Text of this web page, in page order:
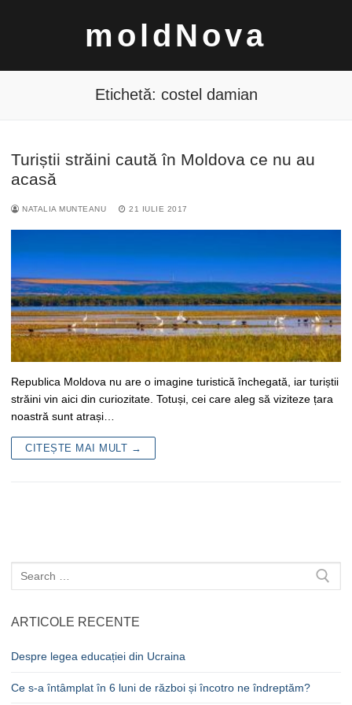
moldNova
Caută
Etichetă: costel damian
Turiștii străini caută în Moldova ce nu au
acasă
NATALIA MUNTEANU 21 IULIE 2017
Republica Moldova nu are o imagine turistică închegată, iar turiștii
străini vin aici din curiozitate. Totuși, cei care aleg să viziteze țara
noastră sunt atrași…
CITEȘTE MAI MULT →
Caută
după:
ARTICOLE RECENTE
Despre legea educației din Ucraina
Ce s-a întâmplat în 6 luni de război și încotro ne îndreptăm?